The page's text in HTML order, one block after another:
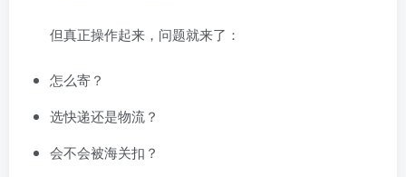
但真正操作起来，问题就来了：
怎么寄？
选快递还是物流？
会不会被海关扣？